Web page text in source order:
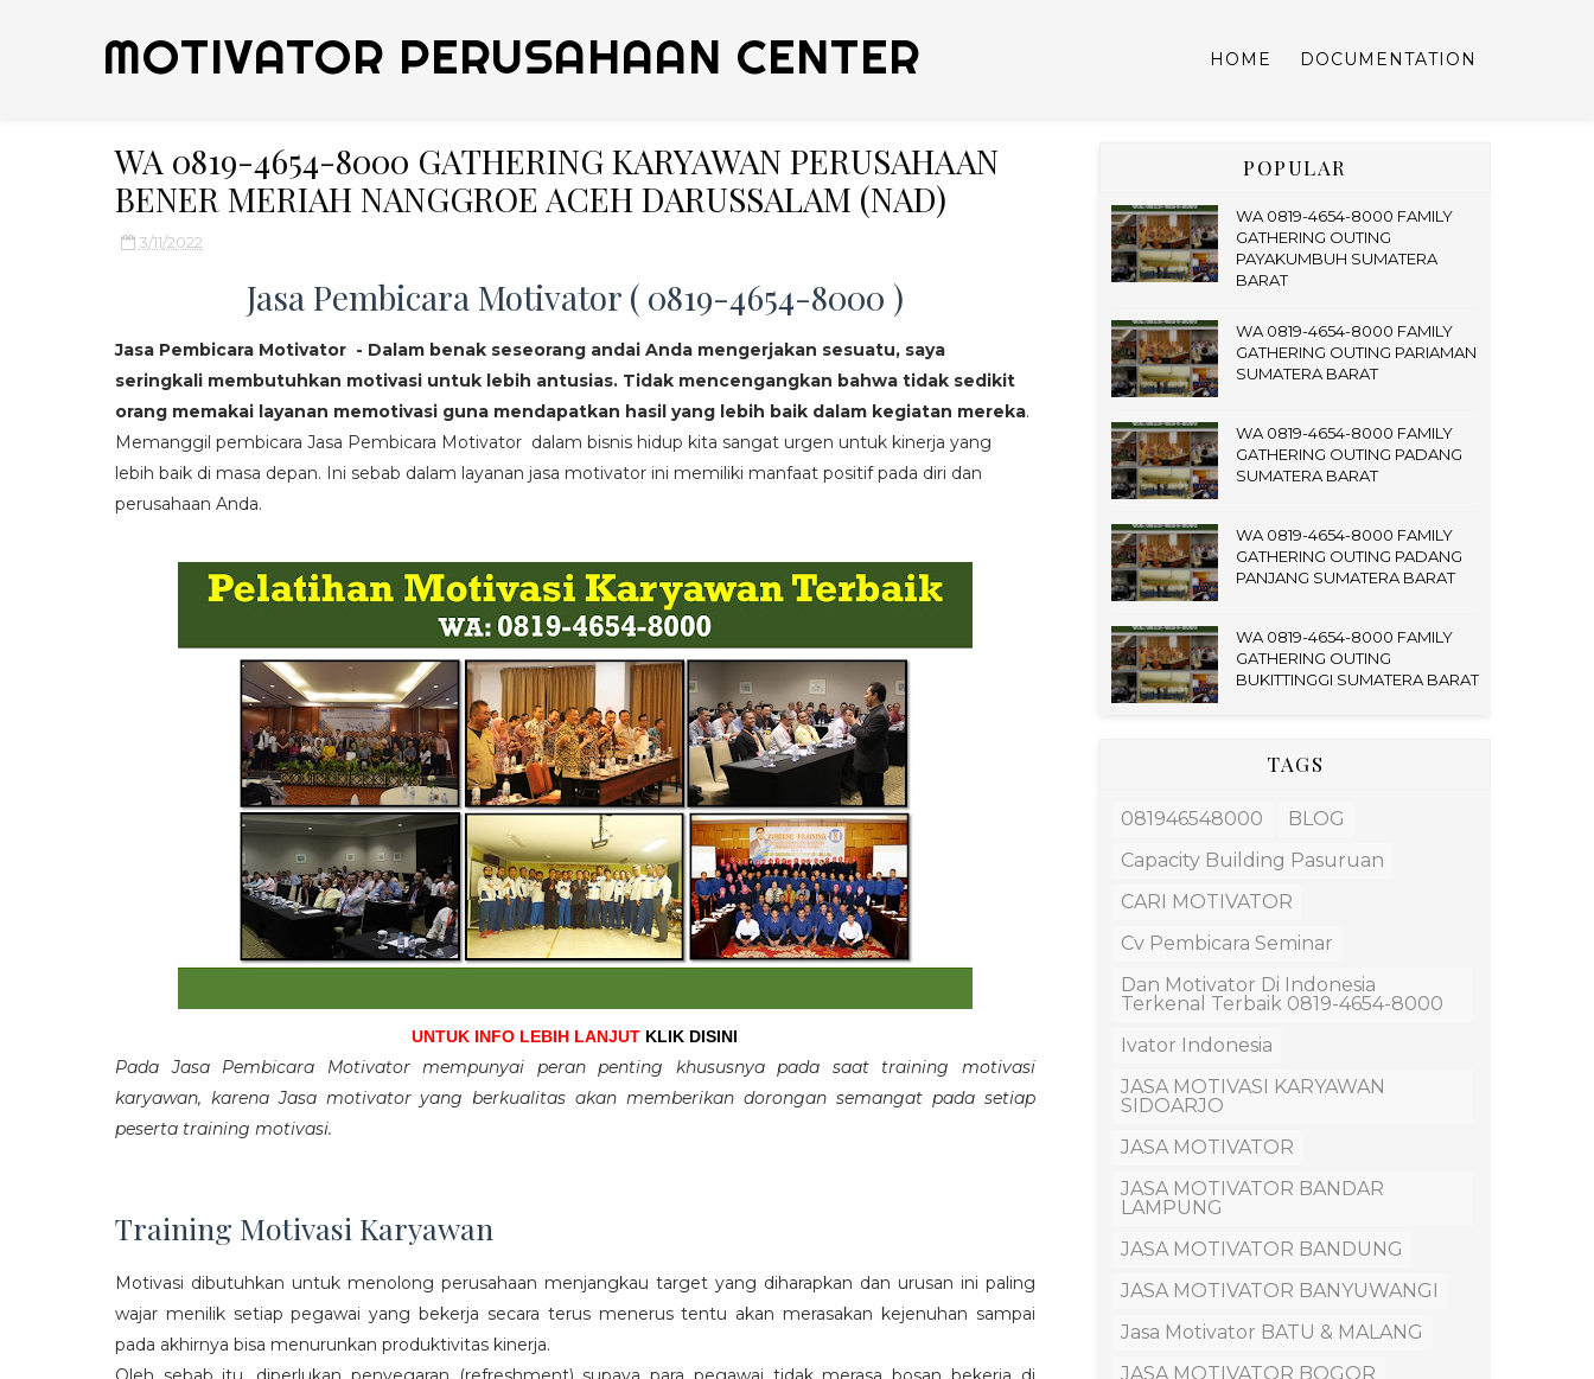
MOTIVATOR PERUSAHAAN CENTER HOME DOCUMENTATION
WA 0819-4654-8000 GATHERING KARYAWAN PERUSAHAAN
BENER MERIAH NANGGROE ACEH DARUSSALAM (NAD)
3/11/2022
Jasa Pembicara Motivator ( 0819-4654-8000 )
Jasa Pembicara Motivator - Dalam benak seseorang andai Anda mengerjakan sesuatu, saya
seringkali membutuhkan motivasi untuk lebih antusias. Tidak mencengangkan bahwa tidak sedikit
orang memakai layanan memotivasi guna mendapatkan hasil yang lebih baik dalam kegiatan mereka.
Memanggil pembicara Jasa Pembicara Motivator dalam bisnis hidup kita sangat urgen untuk kinerja yang
lebih baik di masa depan. Ini sebab dalam layanan jasa motivator ini memiliki manfaat positif pada diri dan
perusahaan Anda.
UNTUK INFO LEBIH LANJUT KLIK DISINI
Pada Jasa Pembicara Motivator mempunyai peran penting khususnya pada saat training motivasi
karyawan, karena Jasa motivator yang berkualitas akan memberikan dorongan semangat pada setiap
peserta training motivasi.
Training Motivasi Karyawan
Motivasi dibutuhkan untuk menolong perusahaan menjangkau target yang diharapkan dan urusan ini paling
wajar menilik setiap pegawai yang bekerja secara terus menerus tentu akan merasakan kejenuhan sampai
pada akhirnya bisa menurunkan produktivitas kinerja.
POPULAR
WA 0819-4654-8000 FAMILY
GATHERING OUTING
PAYAKUMBUH SUMATERA
BARAT
WA 0819-4654-8000 FAMILY
GATHERING OUTING PARIAMAN
SUMATERA BARAT
WA 0819-4654-8000 FAMILY
GATHERING OUTING PADANG
SUMATERA BARAT
WA 0819-4654-8000 FAMILY
GATHERING OUTING PADANG
PANJANG SUMATERA BARAT
WA 0819-4654-8000 FAMILY
GATHERING OUTING
BUKITTINGGI SUMATERA BARAT
TAGS
081946548000
BLOG
Capacity Building Pasuruan
CARI MOTIVATOR
Cv Pembicara Seminar
Dan Motivator Di Indonesia
Terkenal Terbaik 0819-4654-8000
Ivator Indonesia
JASA MOTIVASI KARYAWAN
SIDOARJO
JASA MOTIVATOR
JASA MOTIVATOR BANDAR
LAMPUNG
JASA MOTIVATOR BANDUNG
JASA MOTIVATOR BANYUWANGI
Jasa Motivator BATU & MALANG
JASA MOTIVATOR BOGOR